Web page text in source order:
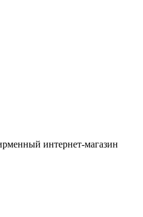
интернет-магазин